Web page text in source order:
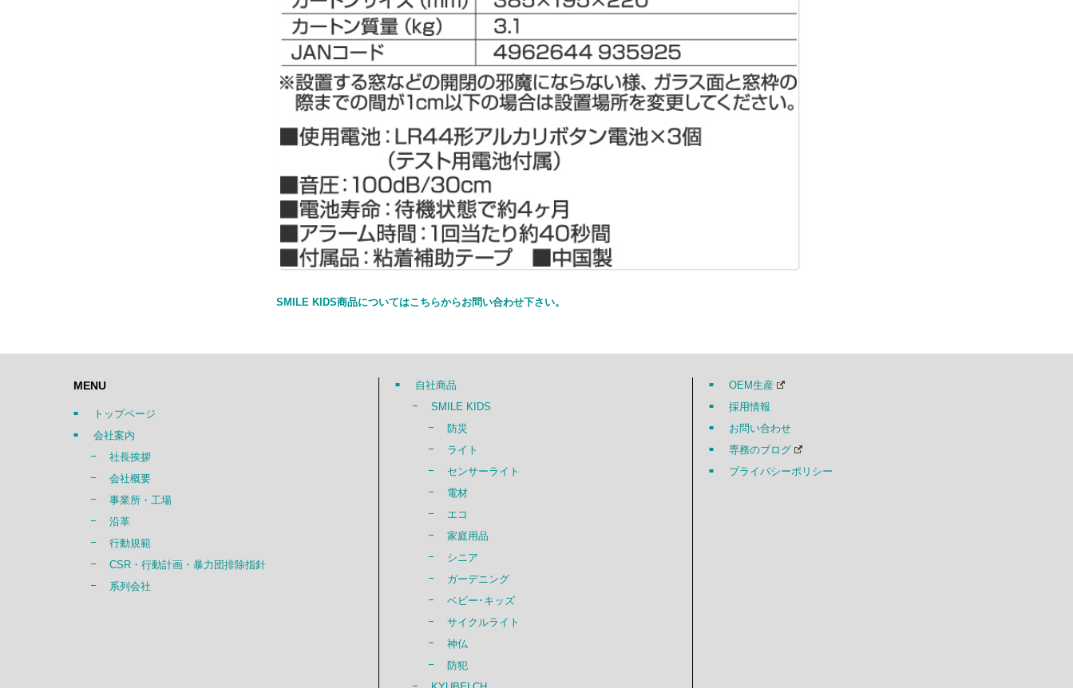
SMILE KIDS商品についてはこちらからお問い合わせ下さい。
MENU
トップページ
会社案内
社長挨拶
会社概要
事業所・工場
沿革
行動規範
CSR・行動計画・暴力団排除指針
系列会社
自社商品
SMILE KIDS
防災
ライト
センサーライト
電材
エコ
家庭用品
シニア
ガーデニング
ベビー･キッズ
サイクルライト
神仏
防犯
OEM生産
採用情報
お問い合わせ
専務のブログ
プライバシーポリシー